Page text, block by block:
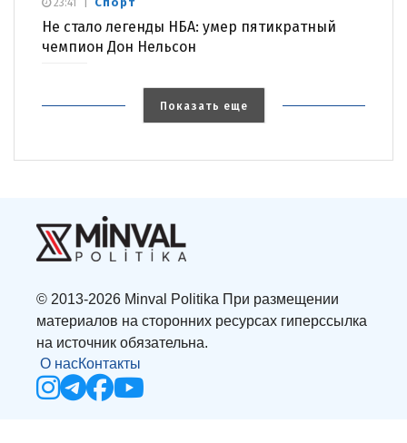
Не стало легенды НБА: умер пятикратный
чемпион Дон Нельсон
23:41
Показать еще
© 2013-2026 Minval Politika При размещении
материалов на сторонних ресурсах гиперссылка
на источник обязательна.
О насКонтакты